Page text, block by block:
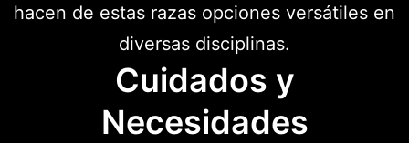
hacen de estas razas opciones versátiles en
diversas disciplinas.
Cuidados y
Necesidades